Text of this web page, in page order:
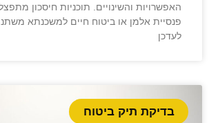
האפשרויות והשינויים. תוכניות חיסכון
פנסיית אלמן או ביטוח חיים למשכנתא
לעדכן
בדיקת תיק ביטוח